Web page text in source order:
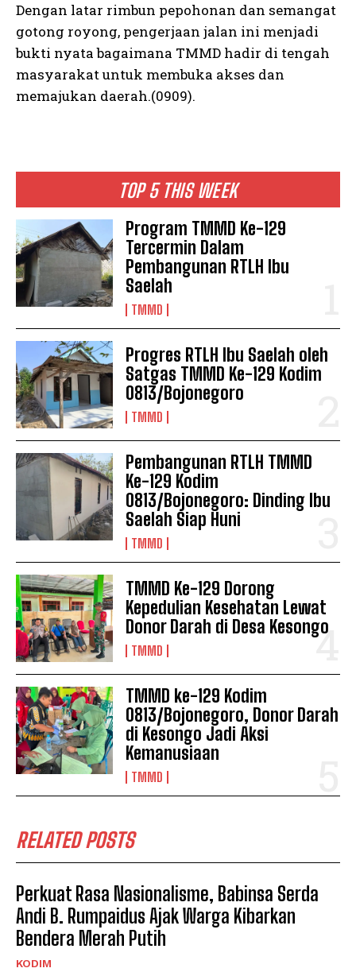
TOP 5 THIS WEEK
Program TMMD Ke-129
Tercermin Dalam
Pembangunan RTLH Ibu
Saelah
TMMD
Progres RTLH Ibu Saelah oleh
Satgas TMMD Ke-129 Kodim
0813/Bojonegoro
TMMD
Pembangunan RTLH TMMD
Ke-129 Kodim
0813/Bojonegoro: Dinding Ibu
Saelah Siap Huni
TMMD
TMMD Ke-129 Dorong
Kepedulian Kesehatan Lewat
Donor Darah di Desa Kesongo
TMMD
TMMD ke-129 Kodim
0813/Bojonegoro, Donor Darah
di Kesongo Jadi Aksi
Kemanusiaan
TMMD
RELATED POSTS
Perkuat Rasa Nasionalisme, Babinsa Serda
Andi B. Rumpaidus Ajak Warga Kibarkan
Bendera Merah Putih
KODIM
Dengan latar rimbun pepohonan dan semangat
gotong royong, pengerjaan jalan ini menjadi
bukti nyata bagaimana TMMD hadir di tengah
masyarakat untuk membuka akses dan
memajukan daerah.(0909).